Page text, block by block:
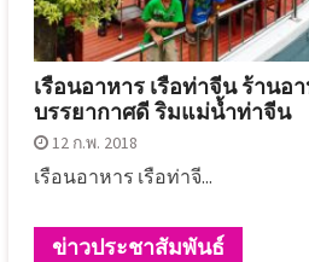
เรือนอาหาร เรือท่าจีน ร้านอ
บรรยากาศดี ริมแม่น้ำท่าจีน
12 ก.พ. 2018
เรือนอาหาร เรือท่าจี...
ข่าวประชาสัมพันธ์